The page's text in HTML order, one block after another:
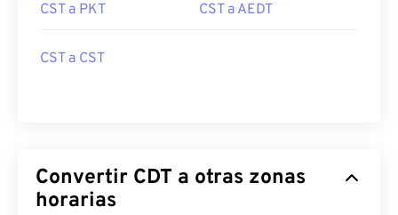
CST a PKT CST a AEDT
CST a CST
Convertir CDT a otras zonas
horarias